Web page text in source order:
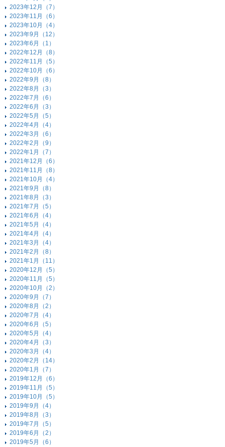
2023年12月（7）
2023年11月（6）
2023年10月（4）
2023年9月（12）
2023年6月（1）
2022年12月（8）
2022年11月（5）
2022年10月（6）
2022年9月（8）
2022年8月（3）
2022年7月（6）
2022年6月（3）
2022年5月（5）
2022年4月（4）
2022年3月（6）
2022年2月（9）
2022年1月（7）
2021年12月（6）
2021年11月（8）
2021年10月（4）
2021年9月（8）
2021年8月（3）
2021年7月（5）
2021年6月（4）
2021年5月（4）
2021年4月（4）
2021年3月（4）
2021年2月（8）
2021年1月（11）
2020年12月（5）
2020年11月（5）
2020年10月（2）
2020年9月（7）
2020年8月（2）
2020年7月（4）
2020年6月（5）
2020年5月（4）
2020年4月（3）
2020年3月（4）
2020年2月（14）
2020年1月（7）
2019年12月（6）
2019年11月（5）
2019年10月（5）
2019年9月（4）
2019年8月（3）
2019年7月（5）
2019年6月（2）
2019年5月（6）